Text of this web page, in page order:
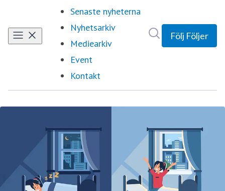
Senaste nyheterna
Nyhetsarkiv
Mediearkiv
Event
Kontakt
Följ Följer